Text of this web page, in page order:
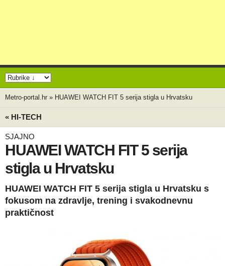
Metro-portal.hr » HUAWEI WATCH FIT 5 serija stigla u Hrvatsku
« HI-TECH
SJAJNO
HUAWEI WATCH FIT 5 serija
stigla u Hrvatsku
HUAWEI WATCH FIT 5 serija stigla u Hrvatsku s
fokusom na zdravlje, trening i svakodnevnu
praktičnost